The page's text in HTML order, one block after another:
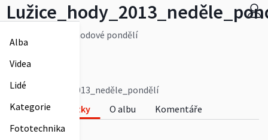
Alba
Videa
Lidé
Kategorie
Fototechnika
Hodová neděle a hodové pondělí
Více
tyna1996
Lužice_hody_2013_neděle_pondělí
Fotky
O albu
Komentáře
0